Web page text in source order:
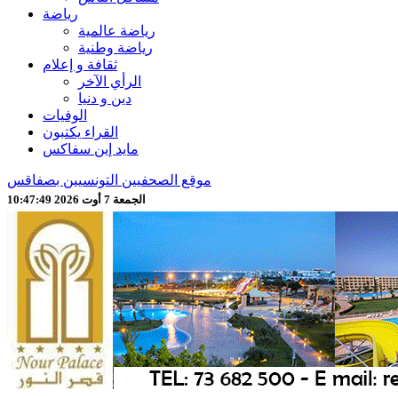
رياضة
رياضة عالمية
رياضة وطنية
ثقافة و إعلام
الرأي الآخر
دين و دنيا
الوفيات
القراء يكتبون
مايد إين سفاكس
موقع الصحفيين التونسيين بصفاقس
الجمعة 7 أوت 2026 10:47:52